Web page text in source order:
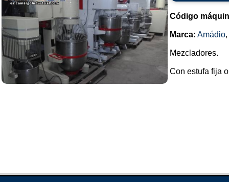
Código
Marca: Amádio,
Mezcladores.
Con estufa fija